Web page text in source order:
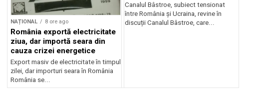
NAȚIONAL 8 ore ago
România exportă electricitate
ziua, dar importă seara din
cauza crizei energetice
Export masiv de electricitate în timpul
zilei, dar importuri seara în România
România se...
Canalul Bâstroe, subiect tensionat
între România și Ucraina, revine în
discuții Canalul Bâstroe, care...